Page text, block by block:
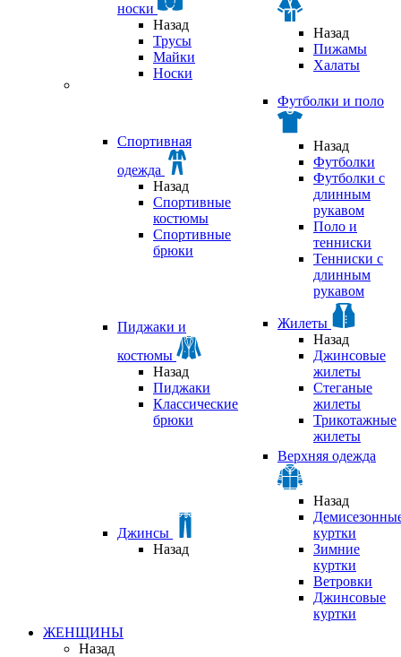
носки
Назад
Трусы
Майки
Носки
Назад
Пижамы
Халаты
Спортивная
одежда
Назад
Спортивные
костюмы
Спортивные
брюки
Футболки и поло
Назад
Футболки
Футболки с
длинным
рукавом
Поло и
тенниски
Тенниски с
длинным
рукавом
Пиджаки и
костюмы
Назад
Пиджаки
Классические
брюки
Жилеты
Назад
Джинсовые
жилеты
Стеганые
жилеты
Трикотажные
жилеты
Джинсы
Назад
Верхняя одежда
Назад
куртки
Зимние
куртки
Ветровки
Джинсовые
куртки
ЖЕНЩИНЫ
Назад